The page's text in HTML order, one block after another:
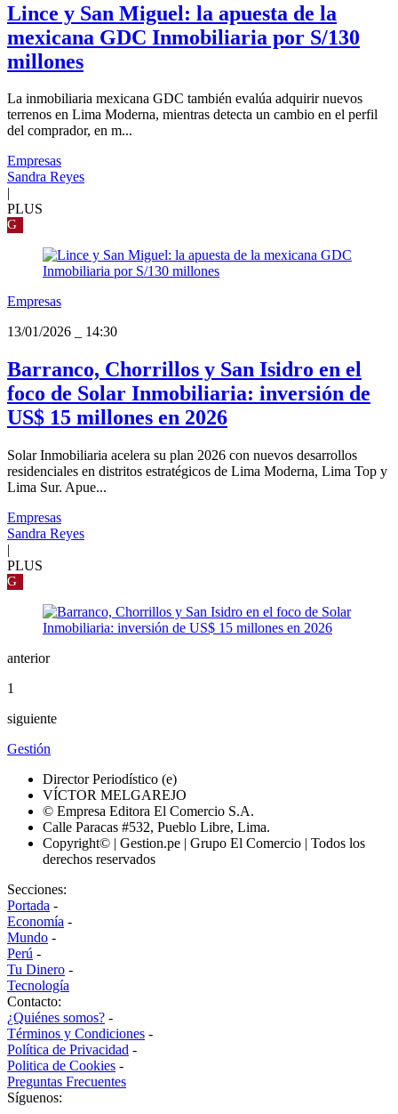
Lince y San Miguel: la apuesta de la
mexicana GDC Inmobiliaria por S/130
millones
La inmobiliaria mexicana GDC también evalúa adquirir nuevos
terrenos en Lima Moderna, mientras detecta un cambio en el perfil
del comprador, en m...
Empresas
Sandra Reyes
PLUS
G
Empresas
13/01/2026
14:30
Barranco, Chorrillos y San Isidro en el
foco de Solar Inmobiliaria: inversión de
US$ 15 millones en 2026
Solar Inmobiliaria acelera su plan 2026 con nuevos desarrollos
residenciales en distritos estratégicos de Lima Moderna, Lima Top y
Lima Sur. Apue...
Empresas
Sandra Reyes
|
PLUS
G
anterior
1
siguiente
Gestión
Director Periodístico (e)
VÍCTOR MELGAREJO
© Empresa Editora El Comercio S.A.
Calle Paracas #532, Pueblo Libre, Lima.
Copyright© | Gestion.pe | Grupo El Comercio | Todos los
derechos reservados
Secciones:
Portada -
Economía -
Mundo -
Perú -
Tu Dinero -
Tecnología
Contacto:
¿Quiénes somos? -
Términos y Condiciones -
Política de Privacidad -
Politica de Cookies -
Preguntas Frecuentes
Síguenos: